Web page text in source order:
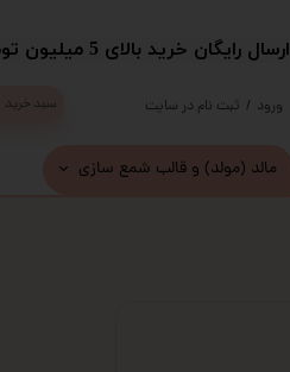
سبد خرید ورود / ثبت نام در سایت
حساب کاربری من
مالد (مولد) و قالب شمع سازی
​ارسال رایگان خرید بالای 5 میلیون تومان با پست